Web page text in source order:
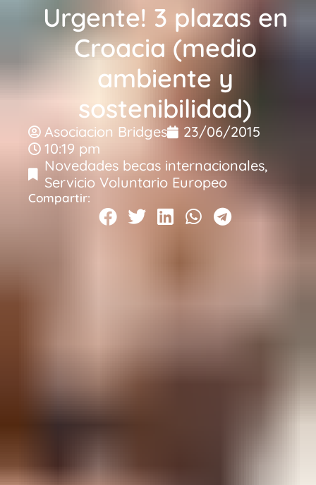
Urgente! 3 plazas en
Croacia (medio
ambiente y
sostenibilidad)
Asociacion Bridges
23/06/2015
10:19 pm
Novedades becas internacionales,
Servicio Voluntario Europeo
Compartir: